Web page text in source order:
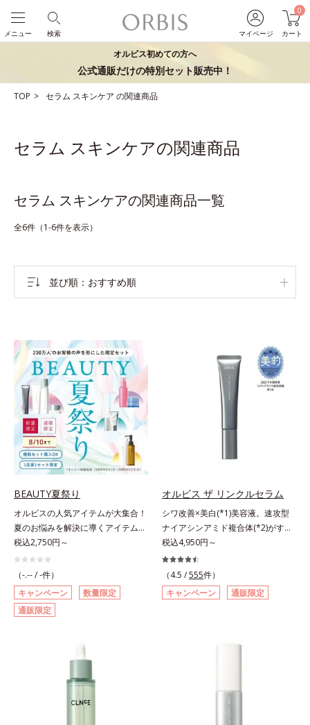
マイページ
0
カート
検索
メニュー
オルビス初めての方へ
公式通販だけの特別セット販売中！
TOP セラム スキンケア の関連商品
セラム スキンケアの関連商品
セラム スキンケアの関連商品一覧
全6件（1-6件を表示）
並び順 おすすめ順
BEAUTY夏祭り
オルビスの人気アイテムが大集合！
夏のお悩みを解決に導くアイテムた
ちをお得なセットにしました。いよ
いよ夏本番！！今年は「BEAUTY 夏
祭り」と銘打ち、毛穴、皮脂、UV
対策など、この時季のさまざまなお
悩みに応えるスキンケアや、お得な
プチシェイクのセット、美肌を目指
おすすめしたいスペシャルなセット
を多数ご用意しました。中には非売
テムが入ったセットも。素肌をたっ
ぷりいたわって、暑さや紫外線に負
税込2,750円～
（-.-- / -件）
キャンペーン
数量限定
通販限定
オルビス ザ リンクルセラム
シワ改善×美白(*1)美容液。速攻型
ナイアシンアミド複合体(*2)がすば
やく浸透(*3)。ピンと、パッと。大
人の肌にハリ感を。シワ改善×美白
(*1)美容液。ポーラ化成 研究所の独
自研究で見出した、速攻型ナイアシ
ンアミド複合体(*2)と浸透サポート
透スピードがアップ(*5)し、浸透し
促進し、年齢とともに刻まれる深い
悩みのシワを改善しながら、過剰な
メラニン生成を防ぎ未来のシミ・ソ
税込4,950円～
（4.5 /555件）
キャンペーン
通販限定